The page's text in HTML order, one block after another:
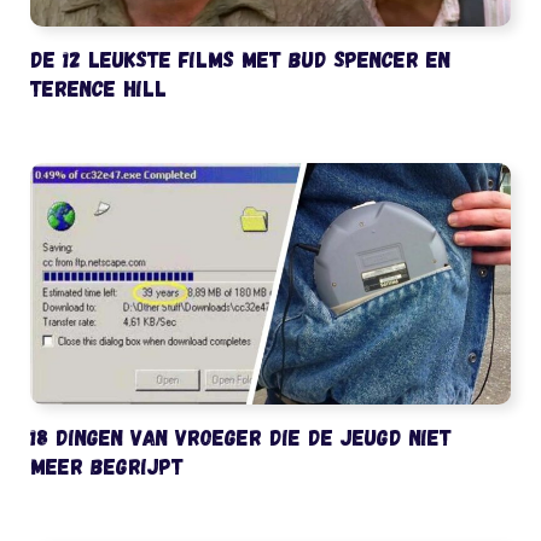
De 12 leukste films met Bud Spencer en
Terence Hill
18 dingen van vroeger die de jeugd niet
meer begrijpt